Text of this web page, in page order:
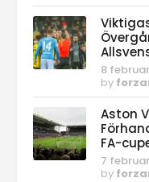
8
by
Aston
FA-
7
by